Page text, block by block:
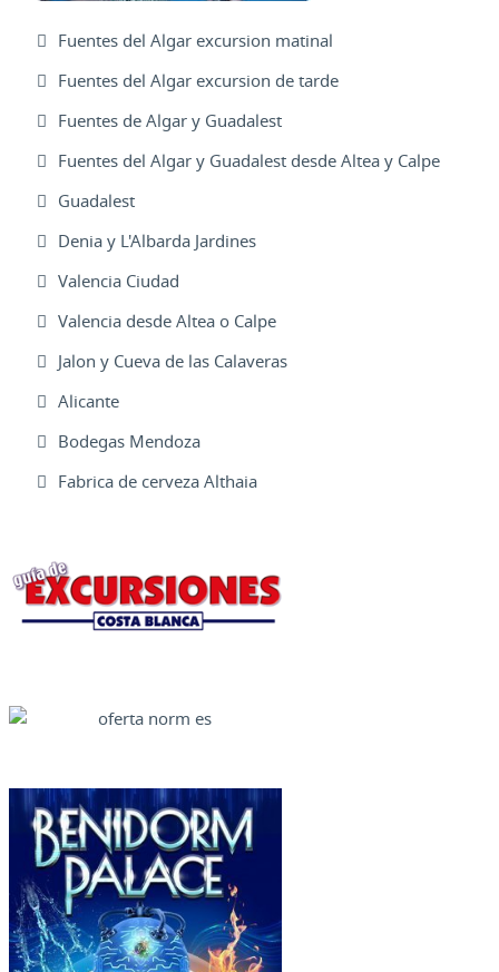
Fuentes del Algar excursion matinal
Fuentes del Algar excursion de tarde
Fuentes de Algar y Guadalest
Fuentes del Algar y Guadalest desde Altea y Calpe
Guadalest
Denia y L'Albarda Jardines
Valencia Ciudad
Valencia desde Altea o Calpe
Jalon y Cueva de las Calaveras
Alicante
Bodegas Mendoza
Fabrica de cerveza Althaia